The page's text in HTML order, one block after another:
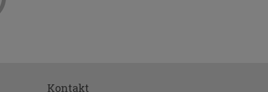
Kontakt